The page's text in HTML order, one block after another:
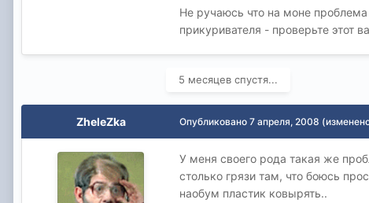
Не ручаюсь что на моне
прикуривателя - проверьте этот
5 месяцев спустя...
ZheleZka Опубликовано 7 апреля, 2008
У меня своего рода такая же
столько грязи там, что боюсь
наобум пластик ковырять..